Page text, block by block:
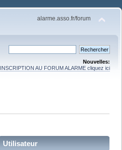
alarme.asso.fr/forum
Nouvelles:
INSCRIPTION AU FORUM ALARME cliquez ici
Utilisateur